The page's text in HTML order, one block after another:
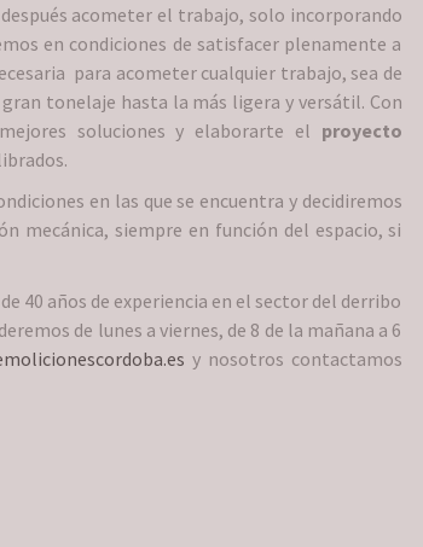
acometer el trabajo, solo incorporando
en condiciones de satisfacer plenamente a
para acometer cualquier trabajo, sea de
gran tonelaje hasta la más ligera y versátil. Con
soluciones y elaborarte el proyecto
en las que se encuentra y decidiremos
mecánica, siempre en función del espacio, si
40 años de experiencia en el sector del derribo
de lunes a viernes, de 8 de la mañana a 6
y nosotros contactamos